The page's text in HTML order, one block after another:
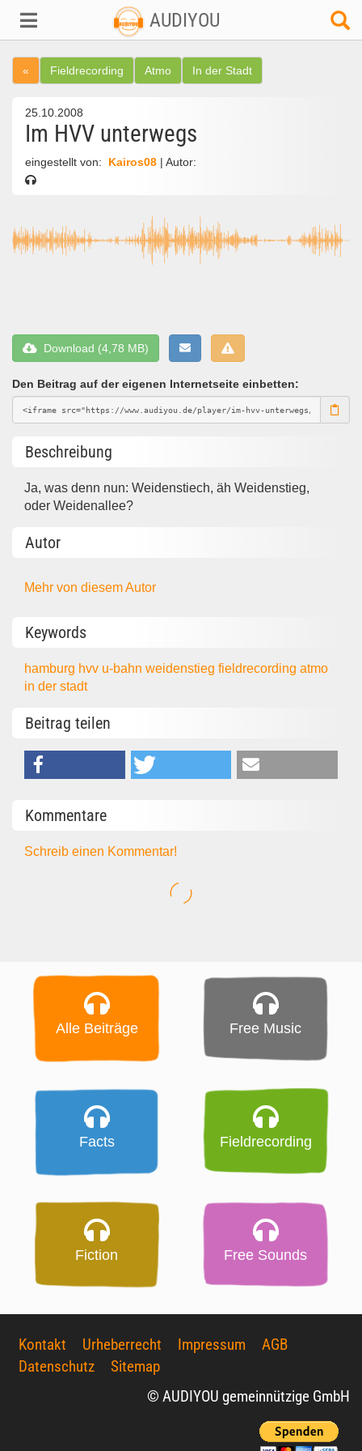
AUDIYOU
« Fieldrecording Atmo In der Stadt
25.10.2008
Im HVV unterwegs
eingestellt von: Kairos08 | Autor:
Download (4,78 MB)
Den Beitrag auf der eigenen Internetseite einbetten:
Beschreibung
Ja, was denn nun: Weidenstiech, äh Weidenstieg,
oder Weidenallee?
Autor
Mehr von diesem Autor
Keywords
hamburg hvv u-bahnweidenstiegfieldrecordingatmo
in der stadt
Beitrag teilen
Kommentare
Schreib einen Kommentar!
Alle Beiträge Free Music
Facts Fieldrecording
Fiction Free Sounds
Kontakt Urheberrecht Impressum
AGB
Datenschutz
Sitemap
© AUDIYOU gemeinnützige GmbH